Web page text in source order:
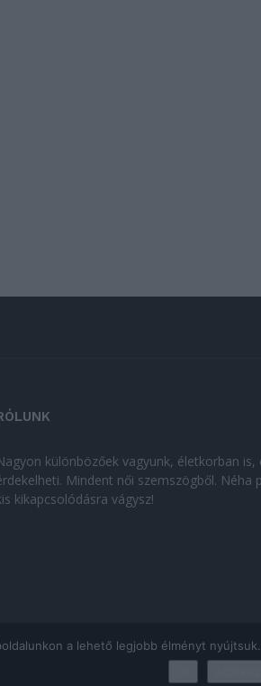
különbözőek vagyunk, életkorban
Mindent női szemszögből.
kikapcsolódásra vágysz!
a lehető legjobb élményt